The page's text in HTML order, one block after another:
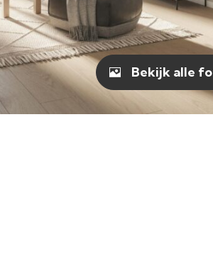
Bekijk alle